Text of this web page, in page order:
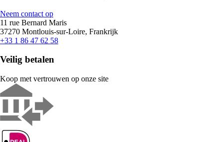
Neem contact op
11 rue Bernard Maris
37270 Montlouis-sur-Loire, Frankrijk
+33 1 86 47 62 58
Veilig betalen
Koop met vertrouwen op onze site